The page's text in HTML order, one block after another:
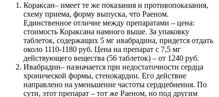
Кораксан– имеет те же показания и противопоказания,
схему приема, форму выпуска, что Раеном.
Единственное отличие между препаратами – цена:
стоимость Кораксана намного выше. За упаковку
таблеток, содержащих 5 мг ивабрадина, придется отдать
около 1110-1180 руб. Цена на препарат с 7,5 мг
действующего вещества (56 таблеток) – от 1240 руб.
Ивабрадин– назначается при недостаточности сердца
хронической формы, стенокардии. Его действие
направлено на уменьшение частоты сердцебиения. По
сути, этот препарат – тот же Раеном, но под другим